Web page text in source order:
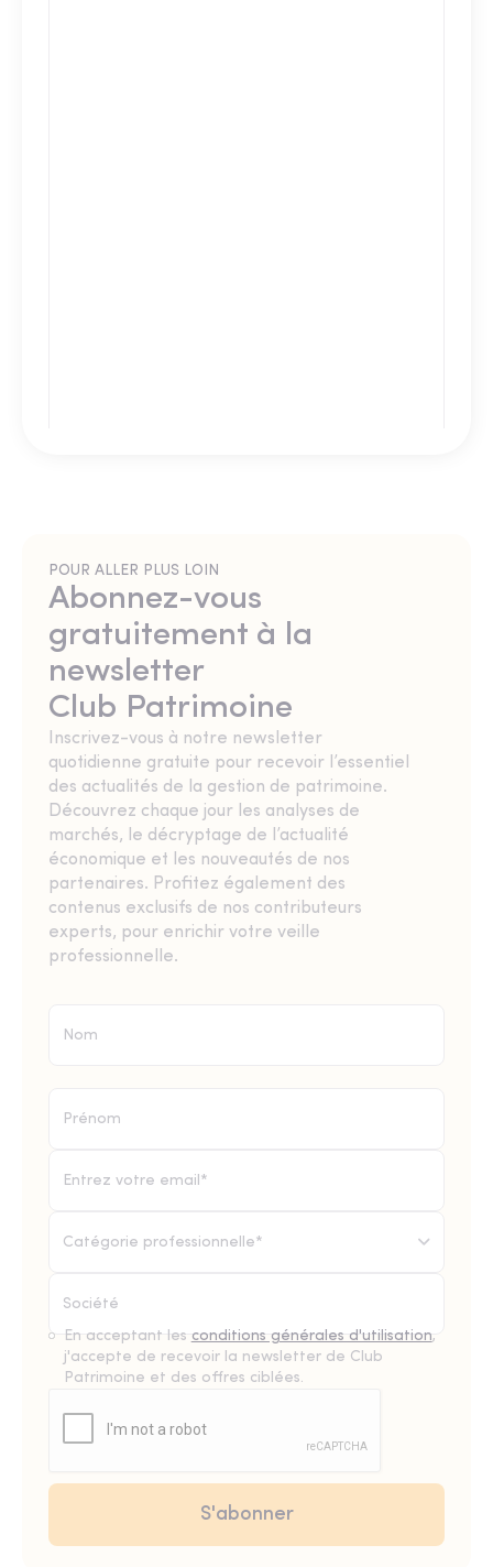
POUR ALLER PLUS LOIN
Abonnez-vous
gratuitement à la
newsletter
Club Patrimoine
Inscrivez-vous à notre newsletter
quotidienne gratuite pour recevoir l’essentiel
des actualités de la gestion de patrimoine.
Découvrez chaque jour les analyses de
marchés, le décryptage de l’actualité
économique et les nouveautés de nos
partenaires. Profitez également des
contenus exclusifs de nos contributeurs
experts, pour enrichir votre veille
professionnelle.
Catégorie professionnelle*
En acceptant les conditions générales d'utilisation,
j'accepte de recevoir la newsletter de Club
Patrimoine et des offres ciblées.